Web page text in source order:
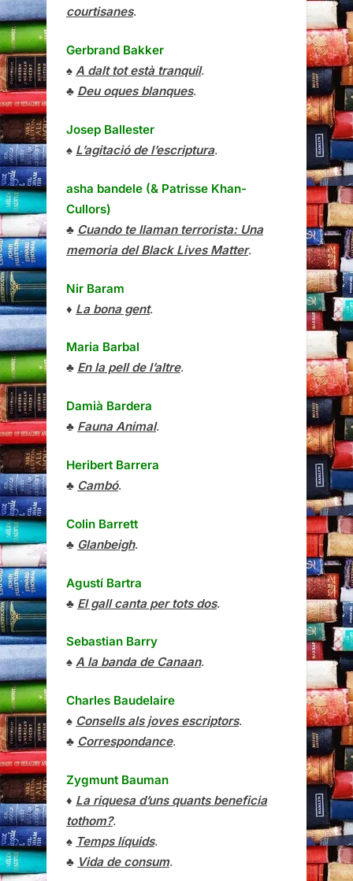
courtisanes.
Gerbrand Bakker
♠ A dalt tot està tranquil.
♣ Deu oques blanques.
Josep Ballester
♠ L’agitació de l’escriptura.
asha bandele (& Patrisse Khan-
Cullors)
♣ Cuando te llaman terrorista: Una
memoria del Black Lives Matter.
Nir Baram
♦ La bona gent.
Maria Barbal
♣ En la pell de l’altre.
Damià Bardera
♣ Fauna Animal.
Heribert Barrera
♣ Cambó.
Colin Barrett
♣ Glanbeigh.
Agustí Bartra
♣ El gall canta per tots dos.
Sebastian Barry
♠ A la banda de Canaan.
Charles Baudelaire
♠ Consells als joves escriptors.
♣ Correspondance.
Zygmunt Bauman
♦ La riquesa d’uns quants beneficia
tothom?.
♠ Temps líquids.
♣ Vida de consum.